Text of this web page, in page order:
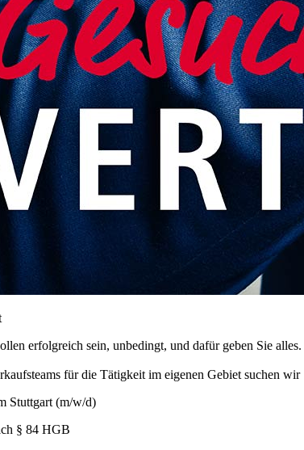
erfolgreich sein, unbedingt, und dafür geben Sie alles.
für die Tätigkeit im eigenen Gebiet suchen wir
Stuttgart (m/w/d)
§ 84 HGB